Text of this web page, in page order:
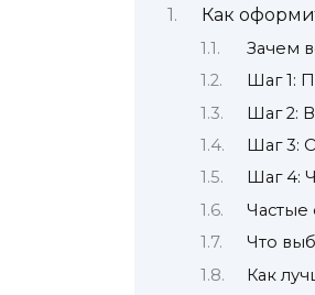
Как
Зачем
Шаг 1:
Шаг 2:
Шаг 3:
Шаг 4:
Частые
Что
Как